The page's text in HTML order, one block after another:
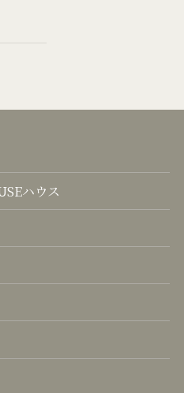
ハウス